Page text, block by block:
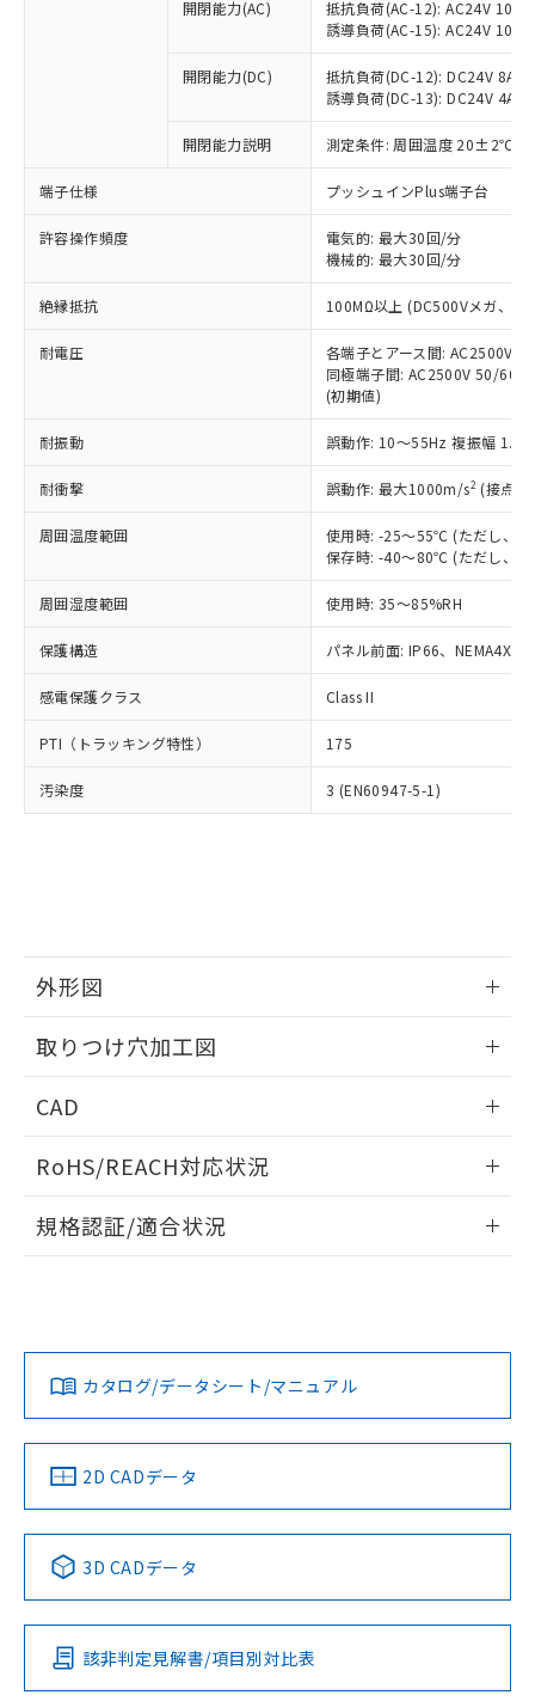
開閉能力(AC)
抵抗負荷(AC-12): AC24V 10A/
誘導負荷(AC-15): AC24V
開閉能力(DC)
抵抗負荷(DC-12): DC24V 8A/
誘導負荷(DC-13): DC24V 4A/
開閉能力説明 測定条件: 周囲温度 20±2℃、
端子仕様 プッシュインPlus端子台
許容操作頻度
電気的: 最大30回/分
機械的: 最大30回/分
絶縁抵抗 100MΩ以上 (DC500Vメガ、点
耐電圧
各端子とアース間: AC2500V
同極端子間: AC2500V 50/
(初期値)
耐振動 誤動作: 10～55Hz 複振幅
耐衝撃 誤動作: 最大1000m/s2 (接点
周囲温度範囲
使用時: -25～55℃ (ただし、氷
保存時: -40～80℃ (ただし、氷
周囲湿度範囲 使用時: 35～85%RH
保護構造 パネル前面: IP66、NEMA4X,
感電保護クラス Class II
PTI（トラッキング特性） 175
汚染度 3 (EN60947-5-1)
外形図
取りつけ穴加工図
CAD
ドすることができます。
ログイン/会員登録
ダウンロードデータをご利用いただく前に、以下を必ずお読
みください。
ソフトウェアの使用条件
RoHS/REACH対応状況
EU RoHS 注意事項・凡例
対応済み
中国 RoHS 注意事項・凡例
Pb Hg Cd Cr(VI)
O
規格認証/適合状況
カタログ/データシート/マニュアル
2D CADデータ
3D CADデータ
該非判定見解書/項目別対比表
本サービスの対象外となる商品もある
ことをご了承ください。
在庫状況および標準価格照会結果は、
記載している更新日時点での社内デー
タに基づき作成されるものであり、閲
覧された時点での実際の在庫および標
正式な納期状況および標準価格はお客
様のお取引先、またはお客様担当のオ
ムロン制御機器販売店・当社販売員に
オムロン制御機器販売店や当社販売拠
販売ネットワーク
」をご確認
在庫状況および標準価格結果を当社の
示しないようお願いします。
マイパーツ機能（部品リスト作成サー
ビス）をご利用いただくには、I-Web
メンバーズにご登録されている必要が
お客様が当ウェブサイト上で当社にご
登録された部品リストについて、当社
および当社の共同利用者が、当社の製
品・サービスに関するお客様との取
引・商談に必要な範囲で利用すること
をご了承ください。
の共同利用に関して"
の「1.共同利
用者の範囲」に記載されている法人を
仕入先様の事情により、非含有部品として
いたものが、含有品と判明した場合などや
むを得ず変更することがあります。
ミウム(Cd) 100ppm以下、
六価クロム(Cr(Ⅵ)) 1000ppm以下、ポリ臭化ビフェニル
類(PBB) 1000ppm以下、ポリ臭化ジフェニルエーテル類
(PBDE) 1000ppm以下、フタル酸ビス(2-エチルヘキシ
ルベンジル（BBP） 1000ppm以下、フタル酸ジブチル
（DBP） 1000ppm以下、フタル酸ジイソブチル
適用除外項目は除く。
フタル酸エステル類の４物質については閾値を超える意
図的な使用がないことを確認しています。
部品在庫の切り替え状況などにより、予定
月が前後することがあります。
※3 非含有証明書ダウンロード
下記の非含有証明書をダウンロードするこ
EU RoHS指令（10物質）の非含有証明書
51物質の非含有証明書（当社基準）
※本証明書は発行日時点で非含有を証明す
るもので、過去に遡って非含有を証明する
ものではありません。
り、2022年1月12日より割愛しておりま
す。
「×」：最大均質材料含有率が中国RoHSの
基準値を超えていることを示します。
「－」：未確認です。当社販売部門へお問
い合わせください。
*中国RoHS10物質の基準値 (GB/T26572)：
Pb(鉛) :1000ppm、 Hg(水銀) : 1000ppm、 Cd(カドミウ
Cr(Ⅵ)(六価クロム) : 1000ppm、 PBBs(ポリ臭化ビフェ
DBP(フタル酸ジブチル) : 1000ppm、 DIBP(フタル酸ジ
イソブチル) : 1000ppm、 BBP(フタル酸ブチルベンジ
DEHP(フタル酸ビス(2-エチルヘキシル)) : 1000ppm
「ｅ」：有害物質（10物質）のすべてが基
準値以下であることを示します。
「10」：通常の使用状況下において有害物
質が外部に漏えいし、環境に深刻な影響を
及ぼさない年数を意味します。
「－」：未確認です。当社販売部門へお問
当社は、これら貴社製品のうち、外国
為替および外国貿易法に定める商品
（以下｢規制貨物等」という）を輸出
または国外への提供する場合は、日本
国政府の輸出許可(または役務取引許
可)を取得するなどの必要な手続きを
当社は規制貨物を破棄する場合は、完
全に破砕するなど、違法に輸出されな
いよう必要な手段を講じます。
当社は貴社製品を、核兵器、ミサイ
ル、化学兵器、生物兵器またはその他
武器並びにこれらの製造装置等に一切
当社は、貴社製品を第三者に販売する
場合は、上記1、2および3の内容を当
該第三者に通知します。また当社は、
販売先および販売に係わる関係者が違
法に輸出するおそれがある場合は、取
キャンセル
一定数以上の在庫あり
一定数には満たないが在庫あり
在庫なし(最新の在庫状況につ
いては、お客様のお取引先、ま
たはお客様担当のオムロン制御
機器販売店・当社販売員にご確
受注生産機種、また在庫状況の
情報を公開していない機種